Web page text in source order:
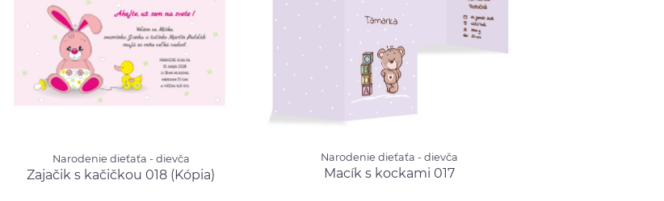
Narodenie dieťaťa - dievča
Zajačik s kačičkou 018
Narodenie dieťaťa - dievča
Zajačik s kačičkou 018 (Kópia)
Narodenie dieťaťa - dievča
Macík s kockami 017
Narodenie dieťaťa - dievča
Macík s kockami 017